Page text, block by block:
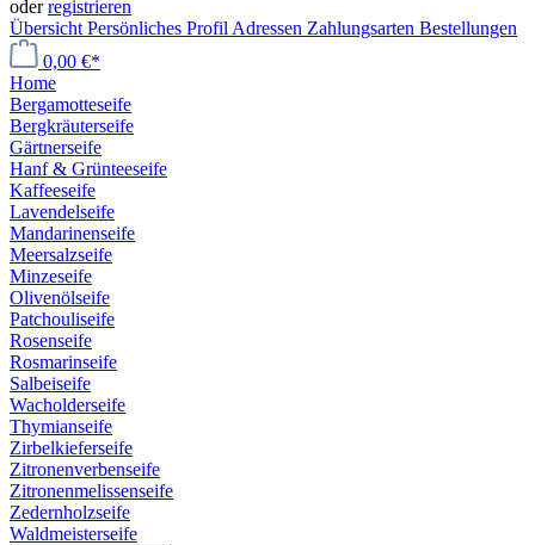
oderregistrieren
Übersicht Persönliches Profil Adressen Zahlungsarten Bestellungen
0,00 €*
Home
Bergamotteseife
Bergkräuterseife
Gärtnerseife
Hanf & Grünteeseife
Kaffeeseife
Lavendelseife
Mandarinenseife
Meersalzseife
Minzeseife
Olivenölseife
Patchouliseife
Rosenseife
Rosmarinseife
Salbeiseife
Wacholderseife
Thymianseife
Zirbelkieferseife
Zitronenverbenseife
Zitronenmelissenseife
Zedernholzseife
Waldmeisterseife